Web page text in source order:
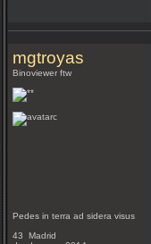
mgtroyas
Binoviewer ftw
Pedes in terra ad sidera visus
43 Madrid